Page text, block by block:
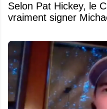
Selon Pat Hickey, le
vraiment signer